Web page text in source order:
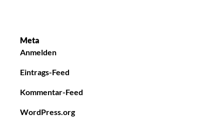
Meta
Anmelden
Eintrags-Feed
Kommentar-Feed
WordPress.org